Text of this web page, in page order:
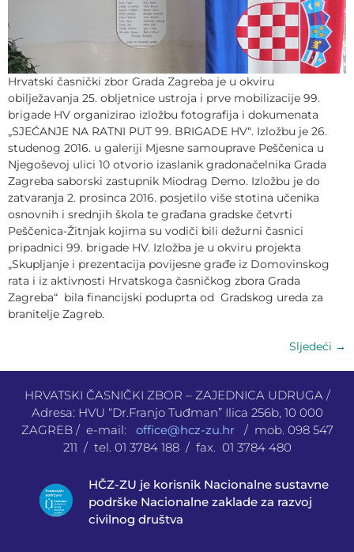
Hrvatski časnički zbor Grada Zagreba je u okviru
obilježavanja 25. obljetnice ustroja i prve mobilizacije 99.
brigade HV organizirao izložbu fotografija i dokumenata
„SJEĆANJE NA RATNI PUT 99. BRIGADE HV“. Izložbu je 26.
studenog 2016. u galeriji Mjesne samouprave Peščenica u
Njegoševoj ulici 10 otvorio izaslanik gradonačelnika Grada
Zagreba saborski zastupnik Miodrag Demo. Izložbu je do
zatvaranja 2. prosinca 2016. posjetilo više stotina učenika
osnovnih i srednjih škola te građana gradske četvrti
Peščenica-Žitnjak kojima su vodiči bili dežurni časnici
pripadnici 99. brigade HV. Izložba je u okviru projekta
„Skupljanje i prezentacija povijesne građe iz Domovinskog
rata i iz aktivnosti Hrvatskoga časničkog zbora Grada
Zagreba“ bila financijski poduprta od Gradskog ureda za
branitelje Zagreb.
Sljedeći →
HRVATSKI ČASNIČKI ZBOR – ZAJEDNICA UDRUGA /
Adresa: HVU “Dr.Franjo Tuđman” Ilica 256b, 10 000
ZAGREB / e-mail: office@hcz-zu.hr
/ mob. 098 547
211 / tel. 01 3784 188 / fax. 01 3784 480
HČZ-ZU je korisnik Nacionalne sustavne
podrške Nacionalne zaklade za razvoj
civilnog društva